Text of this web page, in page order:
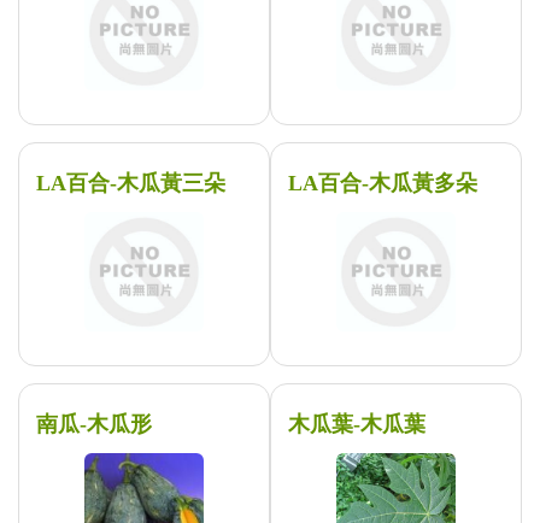
LA百合-木瓜黃三朵 LA百合-木瓜黃多朵
南瓜-木瓜形 木瓜葉-木瓜葉